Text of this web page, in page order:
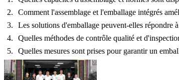
Comment l'assemblage et l'emballage intégrés
Les solutions d'emballage peuvent-elles répondre
Quelles méthodes de contrôle qualité et
Quelles mesures sont prises pour garantir un